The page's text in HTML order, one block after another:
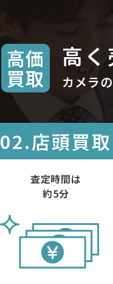
高価
買取
高く
カメラ
02.店頭買取
査定時間は
約5分